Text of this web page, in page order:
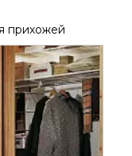
прихожей